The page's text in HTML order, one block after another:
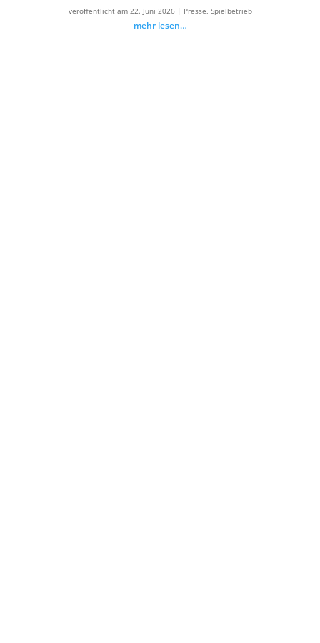
veröffentlicht am 22. Juni 2026| Presse, Spielbetrieb
mehr lesen…